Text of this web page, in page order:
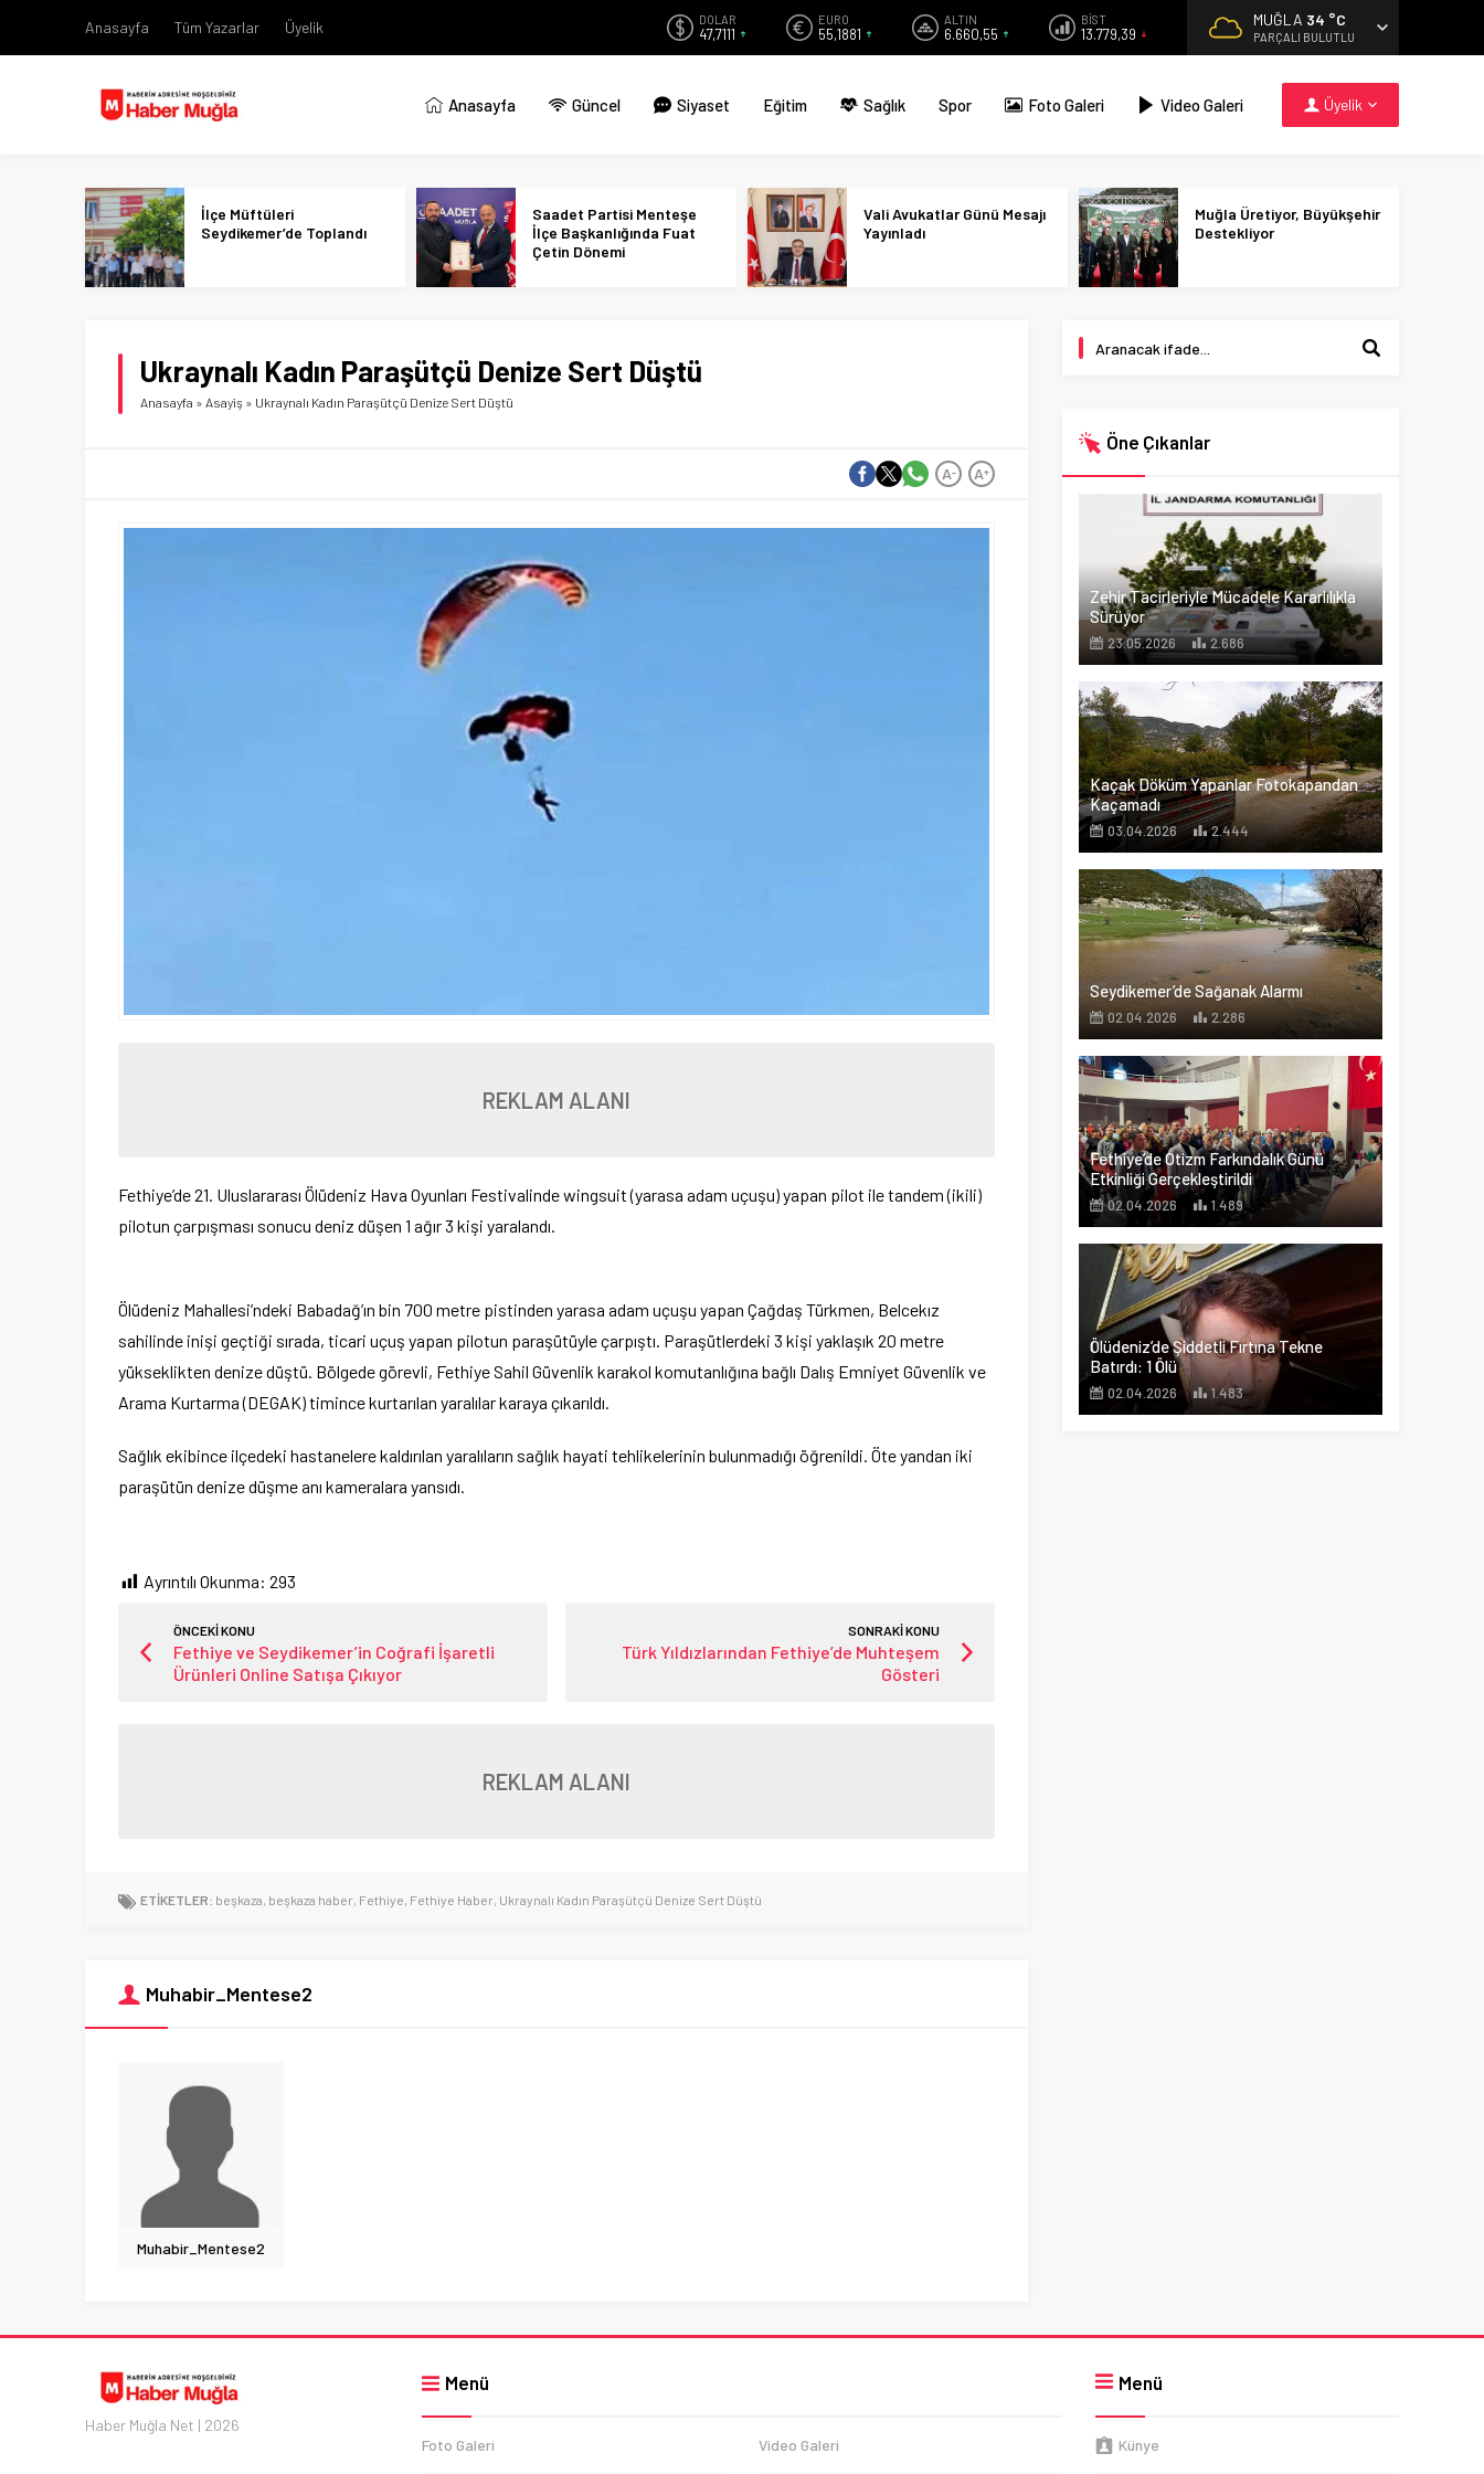
Anasayfa Tüm Yazarlar Üyelik DOLAR
47,7111
EURO
55,1881
ALTIN
6.660,55
BİST
13.779,39
MUĞLA 34 °C
PARÇALI BULUTLU
Anasayfa Güncel Siyaset Eğitim Sağlık Spor Foto Galeri Video Galeri Üyelik
İlçe Müftüleri
Seydikemer’de Toplandı
Saadet Partisi Menteşe
İlçe Başkanlığında Fuat
Çetin Dönemi
Vali Avukatlar Günü Mesajı
Yayınladı
Muğla Üretiyor, Büyükşehir
Destekliyor
Ukraynalı Kadın Paraşütçü Denize Sert Düştü
Anasayfa » Asayiş » Ukraynalı Kadın Paraşütçü Denize Sert Düştü
A+
A-
REKLAM ALANI
Fethiye’de 21. Uluslararası Ölüdeniz Hava Oyunları Festivalinde wingsuit (yarasa adam uçuşu) yapan pilot ile tandem (ikili)
pilotun çarpışması sonucu deniz düşen 1 ağır 3 kişi yaralandı.
Ölüdeniz Mahallesi’ndeki Babadağ’ın bin 700 metre pistinden yarasa adam uçuşu yapan Çağdaş Türkmen, Belcekız
sahilinde inişi geçtiği sırada, ticari uçuş yapan pilotun paraşütüyle çarpıştı. Paraşütlerdeki 3 kişi yaklaşık 20 metre
yükseklikten denize düştü. Bölgede görevli, Fethiye Sahil Güvenlik karakol komutanlığına bağlı Dalış Emniyet Güvenlik ve
Arama Kurtarma (DEGAK) timince kurtarılan yaralılar karaya çıkarıldı.
Sağlık ekibince ilçedeki hastanelere kaldırılan yaralıların sağlık hayati tehlikelerinin bulunmadığı öğrenildi. Öte yandan iki
paraşütün denize düşme anı kameralara yansıdı.
Ayrıntılı Okunma: 293
ÖNCEKİ KONU
Fethiye ve Seydikemer’in Coğrafi İşaretli
Ürünleri Online Satışa Çıkıyor
SONRAKİ KONU
Türk Yıldızlarından Fethiye’de Muhteşem
Gösteri
REKLAM ALANI
ETİKETLER: beşkaza, beşkaza haber, Fethiye, Fethiye Haber, Ukraynalı Kadın Paraşütçü Denize Sert Düştü
Muhabir_Mentese2
Muhabir_Mentese2
Öne Çıkanlar
Zehir Tacirleriyle Mücadele Kararlılıkla
Sürüyor
23.05.2026 2.686
Kaçak Döküm Yapanlar Fotokapandan
Kaçamadı
03.04.2026 2.444
Seydikemer’de Sağanak Alarmı
02.04.2026 2.286
Fethiye’de Otizm Farkındalık Günü
Etkinliği Gerçekleştirildi
02.04.2026 1.489
Ölüdeniz’de Şiddetli Fırtına Tekne
Batırdı: 1 Ölü
02.04.2026 1.483
Haber Muğla Net | 2026
Menü
Foto Galeri Video Galeri
Menü
Künye